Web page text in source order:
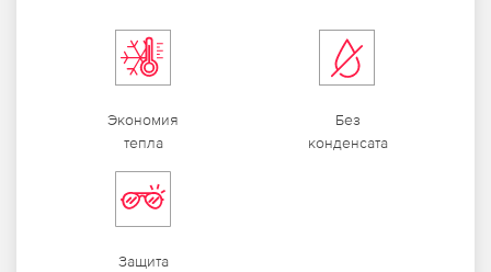
Экономия
тепла
Без
конденсата
Защита